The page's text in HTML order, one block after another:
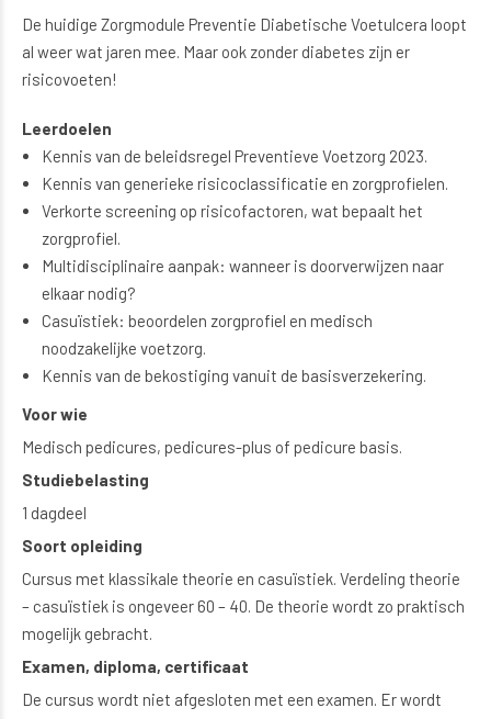
De huidige Zorgmodule Preventie Diabetische Voetulcera loopt
al weer wat jaren mee. Maar ook zonder diabetes zijn er
risicovoeten!
Leerdoelen
Kennis van de beleidsregel Preventieve Voetzorg 2023.
Kennis van generieke risicoclassificatie en zorgprofielen.
Verkorte screening op risicofactoren, wat bepaalt het
zorgprofiel.
Multidisciplinaire aanpak: wanneer is doorverwijzen naar
elkaar nodig?
Casuïstiek: beoordelen zorgprofiel en medisch
noodzakelijke voetzorg.
Kennis van de bekostiging vanuit de basisverzekering.
Voor wie
Medisch pedicures, pedicures-plus of pedicure basis.
Studiebelasting
1 dagdeel
Soort opleiding
Cursus met klassikale theorie en casuïstiek. Verdeling theorie
– casuïstiek is ongeveer 60 – 40. De theorie wordt zo praktisch
mogelijk gebracht.
Examen, diploma, certificaat
De cursus wordt niet afgesloten met een examen. Er wordt